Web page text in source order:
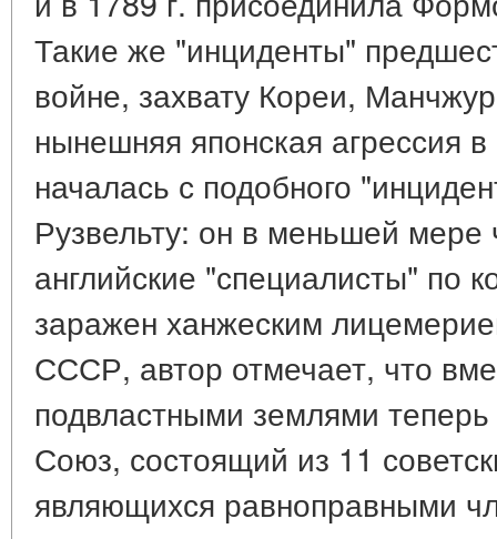
Такие же "инциденты"
войне, захвату Кореи,
нынешняя японская агрессия
началась с подобного
Рузвельту: он в меньшей
английские "специалисты" по
заражен ханжеским
СССР, автор отмечает, что
подвластными землями
Союз, состоящий из 11
являющихся равноправными